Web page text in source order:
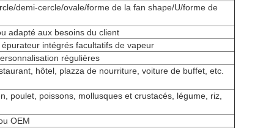
demi-cercle/ovale/forme de la fan shape/U/forme de
adapté aux besoins du client
intégrés facultatifs de vapeur
régulières
hôtel, plazza de nourriture, voiture de buffet, etc.
poulet, poissons, mollusques et crustacés, légume, riz,
OEM